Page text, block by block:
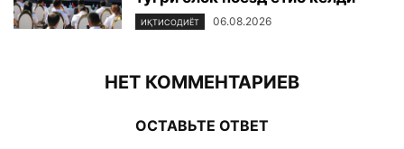
ИҚТИСОДИЁТ 06.08.2026
НЕТ КОММЕНТАРИЕВ
ОСТАВЬТЕ ОТВЕТ